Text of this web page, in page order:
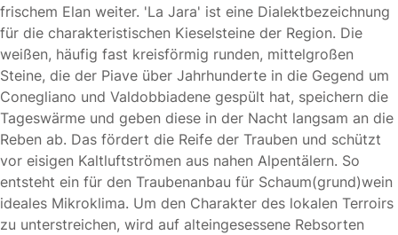
frischem Elan weiter. 'La Jara' ist eine Dialektbezeichnung
für die charakteristischen Kieselsteine der Region. Die
weißen, häufig fast kreisförmig runden, mittelgroßen
Steine, die der Piave über Jahrhunderte in die Gegend um
Conegliano und Valdobbiadene gespült hat, speichern die
Tageswärme und geben diese in der Nacht langsam an die
Reben ab. Das fördert die Reife der Trauben und schützt
vor eisigen Kaltluftströmen aus nahen Alpentälern. So
entsteht ein für den Traubenanbau für Schaum(grund)wein
ideales Mikroklima. Um den Charakter des lokalen Terroirs
zu unterstreichen, wird auf alteingesessene Rebsorten